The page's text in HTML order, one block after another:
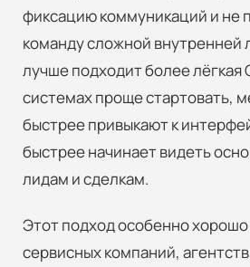
фиксацию коммуникаций и не
команду сложной внутренней
лучше подходит более лёгкая
системах проще стартовать,
быстрее привыкают к
быстрее начинает видеть
лидам и сделкам.
Этот подход особенно
сервисных компаний,